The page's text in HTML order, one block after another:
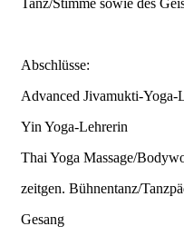
Abschlüsse:
Advanced Jivamukti-Yoga-
Yin Yoga-Lehrerin
Thai Yoga Massage/
zeitgen. Bühnentanz/
Gesang